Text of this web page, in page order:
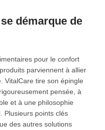
démarque de
pour le confort
parviennent à allier
VitalCare tire son épingle
pensée, à
et à une philosophie
Plusieurs points clés
des autres solutions